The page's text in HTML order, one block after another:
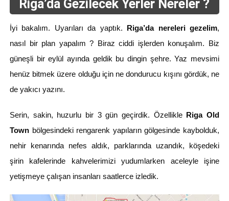
Riga’da Gezilecek Yerler Nereler ?
İyi bakalım. Uyarıları da yaptık. Riga’da nereleri gezelim,
nasıl bir plan yapalım ? Biraz ciddi işlerden konuşalım. Biz
güneşli bir eylül ayında geldik bu dingin şehre. Yaz mevsimi
henüz bitmek üzere olduğu için ne dondurucu kışını gördük, ne
de yakıcı yazını.
Serin, sakin, huzurlu bir 3 gün geçirdik. Özellikle Riga Old
Townbölgesindeki rengarenk yapıların gölgesinde kaybolduk,
nehir kenarında nefes aldık, parklarında uzandık, köşedeki
şirin kafelerinde kahvelerimizi yudumlarken aceleyle işine
yetişmeye çalışan insanları saatlerce izledik.